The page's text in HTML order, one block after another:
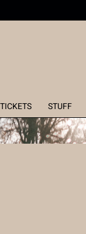
TICKETS STUFF